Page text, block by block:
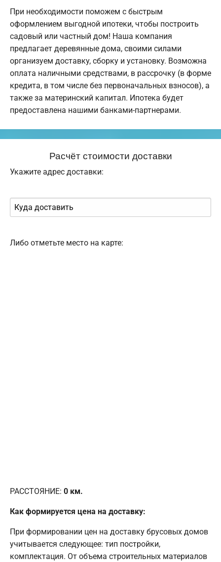
При необходимости поможем с быстрым
оформлением выгодной ипотеки, чтобы построить
садовый или частный дом! Наша компания
предлагает деревянные дома, своими силами
организуем доставку, сборку и установку. Возможна
оплата наличными средствами, в рассрочку (в форме
кредита, в том числе без первоначальных взносов), а
также за материнский капитал. Ипотека будет
предоставлена нашими банками-партнерами.
Расчёт стоимости доставки
Укажите адрес доставки:
Либо отметьте место на карте:
РАССТОЯНИЕ: 0 км.
Как формируется цена на доставку:
При формировании цен на доставку брусовых домов
учитывается следующее: тип постройки,
комплектация. От объема строительных материалов